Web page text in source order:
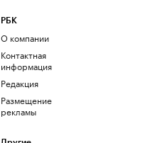
РБК
О компании
Контактная
информация
Редакция
Размещение
рекламы